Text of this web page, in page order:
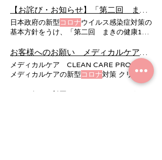
いて 4.新型コロナウイルス感染拡大防止の
ためのサービス内容変更について（2020年
5月27日更新） 新型コロナ
ウイルス感染拡
ス感染の疑いのあるご利用者様への対応につ
いて 6.新型コロナウイルス感染の疑いのあ
るご利用者様への対応について（2020年5
月27日更新） 日本政府が発表した「新型
新しい開催日をご案内しておりましたが、再
度検討の結果、中止が決定いたしました。
けしております。 弊社におきましても、新
型コロナ ウイルスの感染拡大が続くなか、ご
利用者様に「その人らしく」お過ごしいただ
くためにはどのようなサービスをご提供すべ
きか、試行錯誤を繰り返しております。 ま
た、新型コロナウイルスへの対策として「
メディカルケア CLEAN CARE PROMISE
」における様々な先進的な取り組みをとおし
て清潔で衛生的な環境のご提供に努めてお
【お詫び・お知らせ】「第二回 まきの健康100年塾セミナー」の延期について | 株式会社メディカルケア
日本政府の新型コロナウイルス感染症対策の
基本方針をうけ、「第二回 まきの健康100
期させていただきます。延期となる日程は以
下のとおりです。​ 新型コロナウイルス感染
拡大防止のため、 「第二回 まきの健康
100年塾セミナー」は、中止させていただく
こととなりました。 ご利用のお客様には、
お客様へのお願い メディカルケア CLEAN CARE PROMISE | 株式会社メディカルケア
メディカルケア CLEAN CARE PROMISE
メディカルケアの新型コロナ対策 クリーン
ウイルスに関する
お客様へのお願いについてご案内いたしま